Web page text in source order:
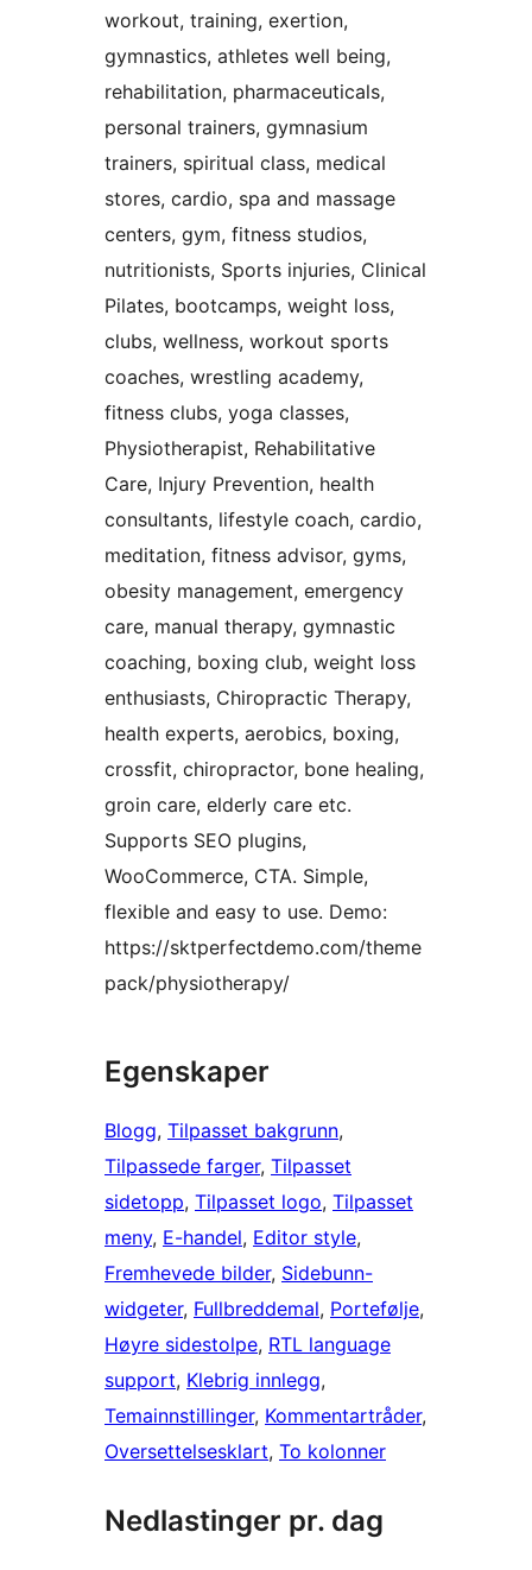
workout, training, exertion,
gymnastics, athletes well being,
rehabilitation, pharmaceuticals,
personal trainers, gymnasium
trainers, spiritual class, medical
stores, cardio, spa and massage
centers, gym, fitness studios,
nutritionists, Sports injuries, Clinical
Pilates, bootcamps, weight loss,
clubs, wellness, workout sports
coaches, wrestling academy,
fitness clubs, yoga classes,
Physiotherapist, Rehabilitative
Care, Injury Prevention, health
consultants, lifestyle coach, cardio,
meditation, fitness advisor, gyms,
obesity management, emergency
care, manual therapy, gymnastic
coaching, boxing club, weight loss
enthusiasts, Chiropractic Therapy,
health experts, aerobics, boxing,
crossfit, chiropractor, bone healing,
groin care, elderly care etc.
Supports SEO plugins,
WooCommerce, CTA. Simple,
flexible and easy to use. Demo:
https://sktperfectdemo.com/theme
pack/physiotherapy/
Egenskaper
Blogg, Tilpasset bakgrunn
Tilpassede farger, Tilpasset
sidetopp, Tilpasset logo, Tilpasset
meny, E-handel, Editor style
Fremhevede bilder, Sidebunn-
widgeter, Fullbreddemal, Portefølje
Høyre sidestolpe, RTL language
support, Klebrig innlegg
Temainnstillinger, Kommentartråder
Oversettelsesklart, To kolonner
Nedlastinger pr. dag